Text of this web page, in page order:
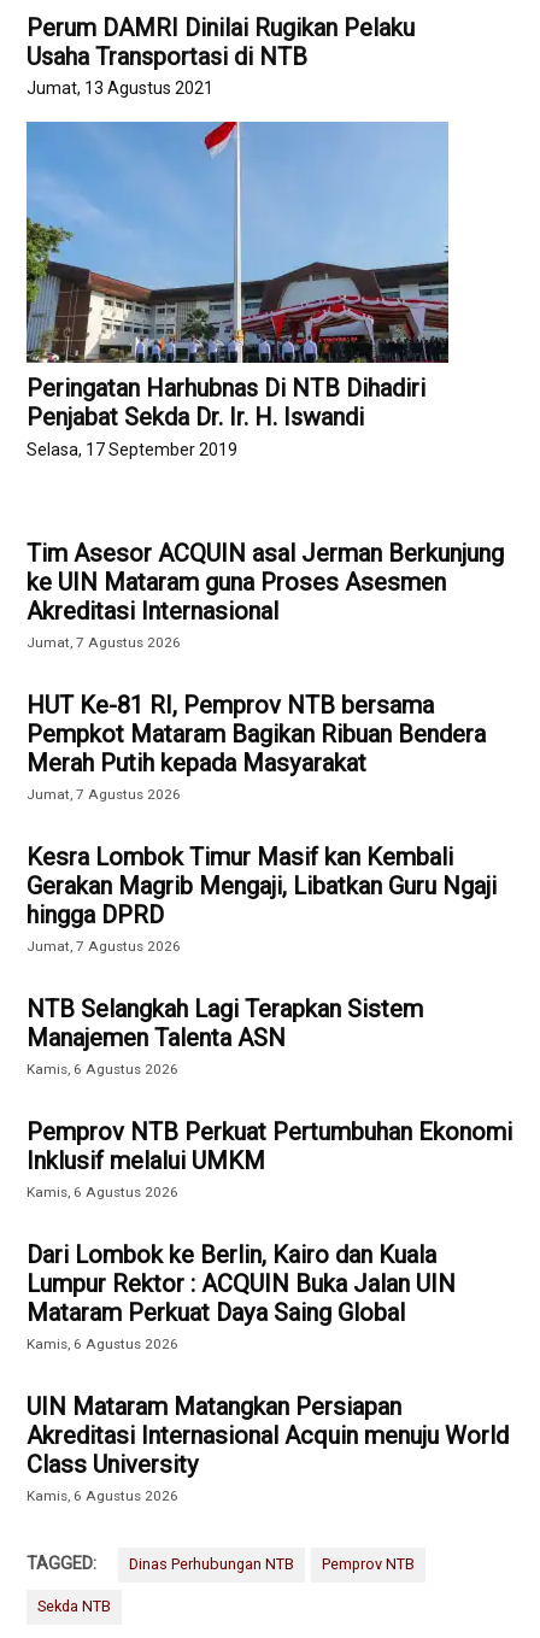
Perum DAMRI Dinilai Rugikan Pelaku
Usaha Transportasi di NTB
Jumat, 13 Agustus 2021
Peringatan Harhubnas Di NTB Dihadiri
Penjabat Sekda Dr. Ir. H. Iswandi
Selasa, 17 September 2019
Tim Asesor ACQUIN asal Jerman Berkunjung
ke UIN Mataram guna Proses Asesmen
Akreditasi Internasional
Jumat, 7 Agustus 2026
HUT Ke-81 RI, Pemprov NTB bersama
Pempkot Mataram Bagikan Ribuan Bendera
Merah Putih kepada Masyarakat
Jumat, 7 Agustus 2026
Kesra Lombok Timur Masif kan Kembali
Gerakan Magrib Mengaji, Libatkan Guru Ngaji
hingga DPRD
Jumat, 7 Agustus 2026
NTB Selangkah Lagi Terapkan Sistem
Manajemen Talenta ASN
Kamis, 6 Agustus 2026
Pemprov NTB Perkuat Pertumbuhan Ekonomi
Inklusif melalui UMKM
Kamis, 6 Agustus 2026
Dari Lombok ke Berlin, Kairo dan Kuala
Lumpur Rektor : ACQUIN Buka Jalan UIN
Mataram Perkuat Daya Saing Global
Kamis, 6 Agustus 2026
UIN Mataram Matangkan Persiapan
Akreditasi Internasional Acquin menuju World
Class University
Kamis, 6 Agustus 2026
TAGGED: Dinas Perhubungan NTB Pemprov NTB
Sekda NTB